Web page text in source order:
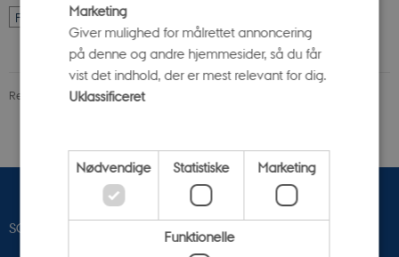
Forrige
1 … 5
Revideret 10.04.2026-Trine Bjerre Mikkelsen
SCIENCE MUSEERNE
Marketing
Giver mulighed for målrettet annoncering
på denne og andre hjemmesider, så du får
vist det indhold, der er mest relevant for dig.
Uklassificeret
Nødvendige Statistiske Marketing
Funktionelle